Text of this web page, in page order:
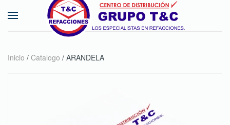
Skip to main content
Inicio / Catalogo / ARANDELA